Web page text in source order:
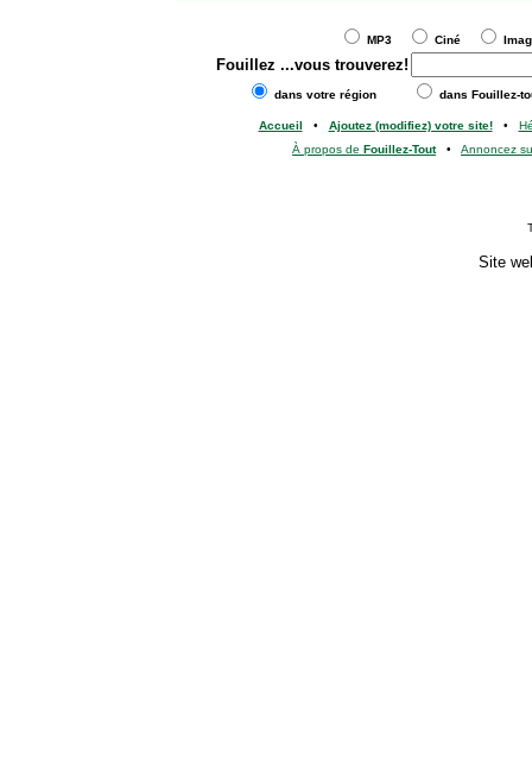
MP3 Ciné
Fouillez ...vous trouverez!
dans votre région dans Fouillez-
Accueil • Ajoutez (modifiez) votre site!•
À propos de Fouillez-Tout• Annoncez
Site